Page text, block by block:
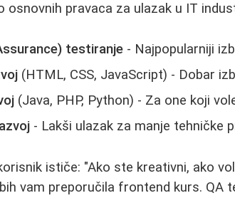
osnovnih pravaca za ulazak u IT
testiranje - Najpopularniji
(HTML, CSS, JavaScript) - Dobar
(Java, PHP, Python) - Za one koji
- Lakši ulazak za manje tehničke
ističe: "Ako ste kreativni, ako
vam preporučila frontend kurs. QA